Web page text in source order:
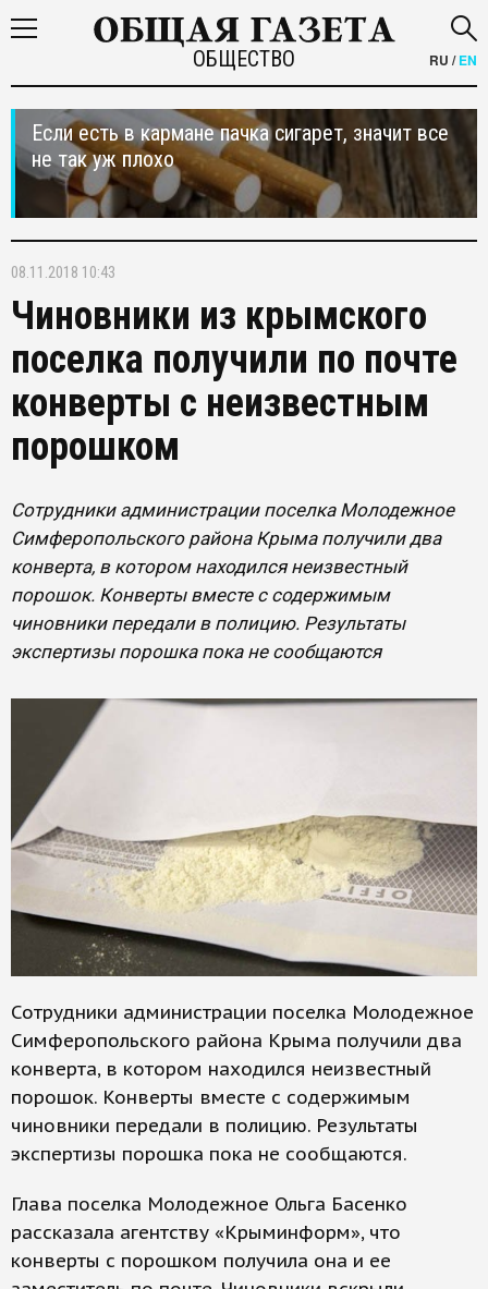
ОБЩЕСТВО RU /EN
Если есть в кармане пачка сигарет, значит все
не так уж плохо
08.11.2018 10:43
Чиновники из крымского
поселка получили по почте
конверты с неизвестным
порошком
Сотрудники администрации поселка Молодежное
Симферопольского района Крыма получили два
конверта, в котором находился неизвестный
порошок. Конверты вместе с содержимым
чиновники передали в полицию. Результаты
экспертизы порошка пока не сообщаются
Сотрудники администрации поселка Молодежное
Симферопольского района Крыма получили два
конверта, в котором находился неизвестный
порошок. Конверты вместе с содержимым
чиновники передали в полицию. Результаты
экспертизы порошка пока не сообщаются.
Глава поселка Молодежное Ольга Басенко
рассказала агентству «Крыминформ», что
конверты с порошком получила она и ее